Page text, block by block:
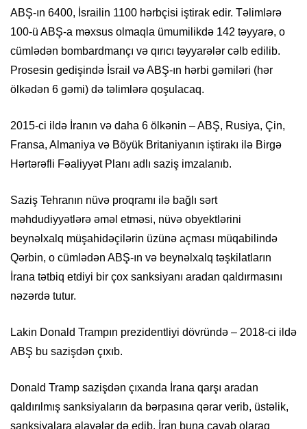
ABŞ-ın 6400, İsrailin 1100 hərbçisi iştirak edir. Təlimlərə
100-ü ABŞ-a məxsus olmaqla ümumilikdə 142 təyyarə, o
cümlədən bombardmançı və qırıcı təyyarələr cəlb edilib.
Prosesin gedişində İsrail və ABŞ-ın hərbi gəmiləri (hər
ölkədən 6 gəmi) də təlimlərə qoşulacaq.
2015-ci ildə İranın və daha 6 ölkənin – ABŞ, Rusiya, Çin,
Fransa, Almaniya və Böyük Britaniyanın iştirakı ilə Birgə
Hərtərəfli Fəaliyyət Planı adlı saziş imzalanıb.
Saziş Tehranın nüvə proqramı ilə bağlı sərt
məhdudiyyətlərə əməl etməsi, nüvə obyektlərini
beynəlxalq müşahidəçilərin üzünə açması müqabilində
Qərbin, o cümlədən ABŞ-ın və beynəlxalq təşkilatların
İrana tətbiq etdiyi bir çox sanksiyanı aradan qaldırmasını
nəzərdə tutur.
Lakin Donald Trampın prezidentliyi dövründə – 2018-ci ildə
ABŞ bu sazişdən çıxıb.
Donald Tramp sazişdən çıxanda İrana qarşı aradan
qaldırılmış sanksiyaların da bərpasına qərar verib, üstəlik,
sanksiyalara əlavələr də edib. İran buna cavab olaraq